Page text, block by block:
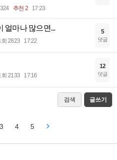
추천 2 17:23
얼마나 많으면...
회 2823 17:22
5
댓글
회 2133 17:16
12
댓글
검색 글쓰기
3 4 5